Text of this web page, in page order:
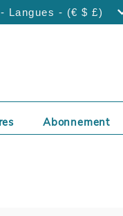
Langues - (€ $ £)
Abonnement